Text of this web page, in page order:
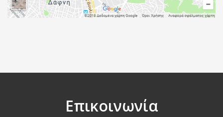
Επικοινωνία